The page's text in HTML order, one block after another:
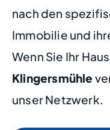
nach den
Immobilie und
Wenn Sie Ihr
Klingersmühle
unser Netzwerk.